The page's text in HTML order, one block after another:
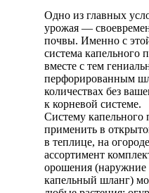
Одно из главных
урожая —
почвы. Именно с
система капельного
вместе с тем
перфорированным
количествах без
к корневой системе.
Систему
применить в
в теплице, на
ассортимент
орошения (наружние
капельный шланг)